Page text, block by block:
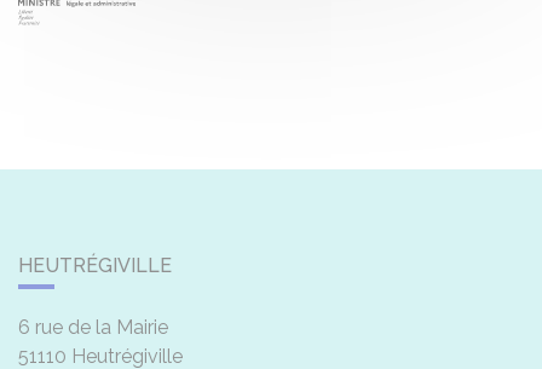
HEUTRÉGIVILLE
6 rue de la Mairie
51110 Heutrégiville